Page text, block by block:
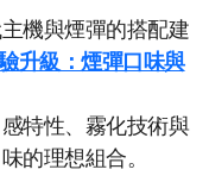
機與煙彈的搭配建
升級：煙彈口味與
特性、霧化技術與
的理想組合。